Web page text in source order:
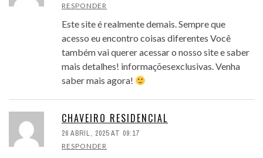
RESPONDER
Este site é realmente demais. Sempre que
acesso eu encontro coisas diferentes Você
também vai querer acessar o nosso site e saber
mais detalhes! informaçõesexclusivas. Venha
saber mais agora!
CHAVEIRO RESIDENCIAL
26 ABRIL, 2025 AT 09:17
RESPONDER